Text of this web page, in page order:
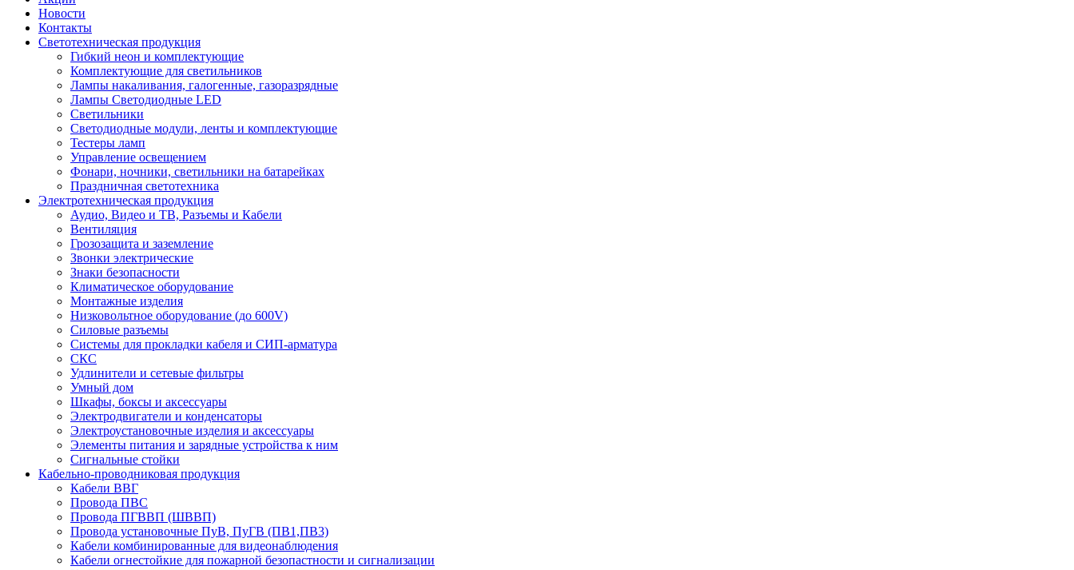
Новости
Контакты
Светотехническая продукция
Гибкий неон и комплектующие
Комплектующие для светильников
Лампы накаливания, галогенные, газоразрядные
Лампы Светодиодные LED
Светильники
Светодиодные модули, ленты и комплектующие
Тестеры ламп
Управление освещением
Фонари, ночники, светильники на батарейках
Праздничная светотехника
Электротехническая продукция
Аудио, Видео и ТВ, Разъемы и Кабели
Вентиляция
Грозозащита и заземление
Звонки электрические
Знаки безопасности
Климатическое оборудование
Монтажные изделия
Низковольтное оборудование (до 600V)
Силовые разъемы
Системы для прокладки кабеля и СИП-арматура
СКС
Удлинители и сетевые фильтры
Умный дом
Шкафы, боксы и аксессуары
Электродвигатели и конденсаторы
Электроустановочные изделия и аксессуары
Элементы питания и зарядные устройства к ним
Сигнальные стойки
Кабельно-проводниковая продукция
Кабели ВВГ
Провода ПВС
Провода ПГВВП (ШВВП)
Провода установочные ПуВ, ПуГВ (ПВ1,ПВ3)
Кабели комбинированные для видеонаблюдения
Кабели огнестойкие для пожарной безопастности и сигнализации